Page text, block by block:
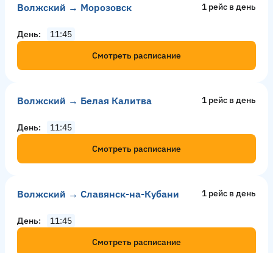
Волжский → Морозовск 1 рейс в день
День
11:45
Смотреть расписание
Волжский → Белая Калитва 1 рейс в день
День
11:45
Смотреть расписание
Волжский → Славянск-на-Кубани 1 рейс в день
День
11:45
Смотреть расписание